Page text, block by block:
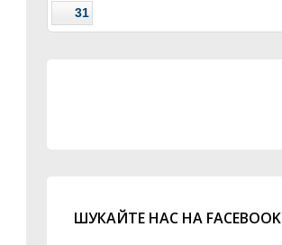
31
ШУКАЙТЕ НАС НА FACEBOOK